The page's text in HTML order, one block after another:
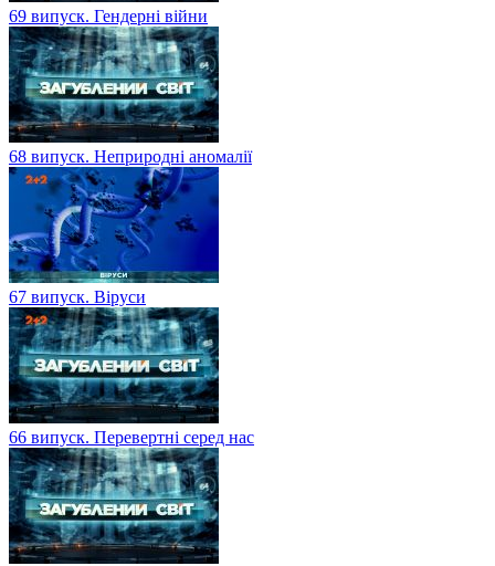
69 випуск. Гендерні війни
68 випуск. Неприродні аномалії
67 випуск. Віруси
66 випуск. Перевертні серед нас